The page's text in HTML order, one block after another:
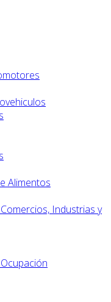
Alimentos
Industrias y